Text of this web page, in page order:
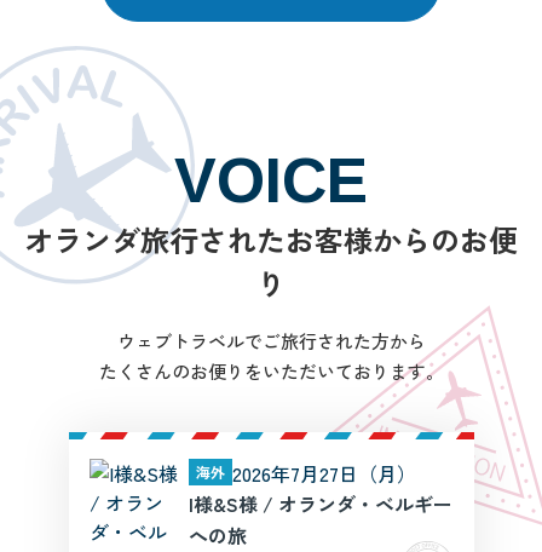
VOICE
オランダ旅行されたお客様からのお便
り
ウェブトラベルでご旅行された方から
たくさんのお便りをいただいております。
海外 2026年7月27日（月）
I様&S様 / オランダ・ベルギー
への旅